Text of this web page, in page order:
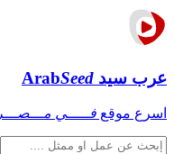
عرب سيد ArabSeed
اسرع موقع فـــــي مـــصـــر